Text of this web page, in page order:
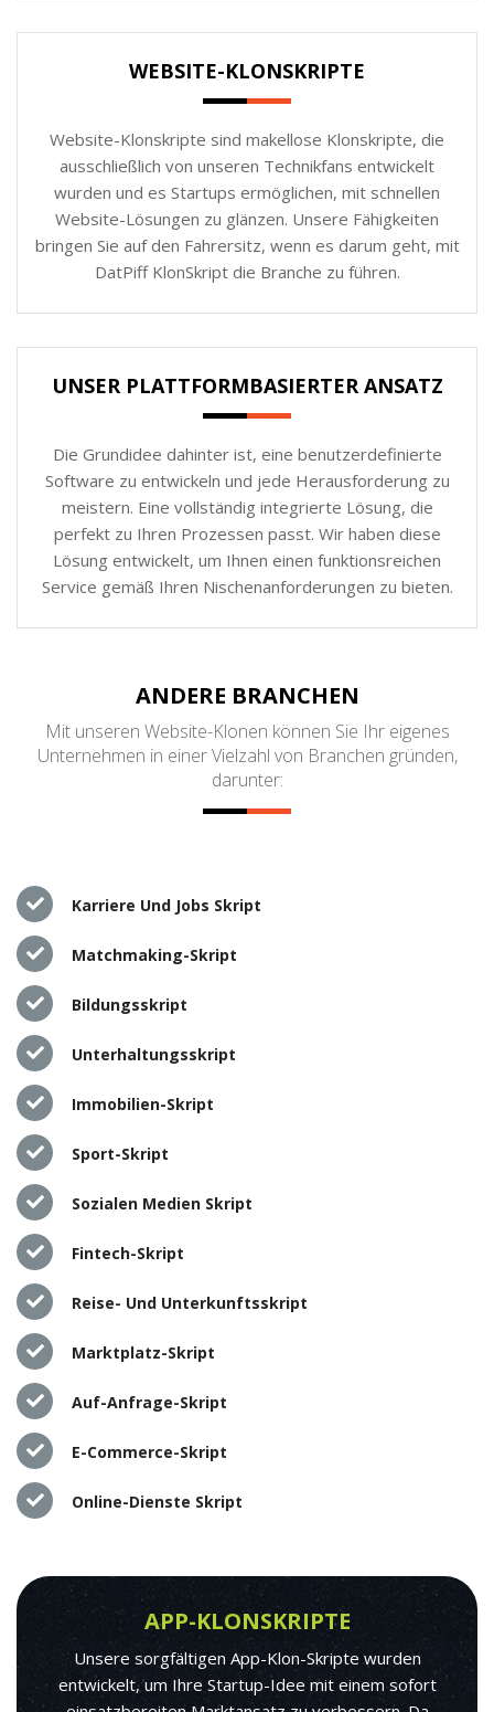
WEBSITE-KLONSKRIPTE
Website-Klonskripte sind makellose Klonskripte, die
ausschließlich von unseren Technikfans entwickelt
wurden und es Startups ermöglichen, mit schnellen
Website-Lösungen zu glänzen. Unsere Fähigkeiten
bringen Sie auf den Fahrersitz, wenn es darum geht, mit
DatPiff KlonSkript die Branche zu führen.
UNSER PLATTFORMBASIERTER ANSATZ
Die Grundidee dahinter ist, eine benutzerdefinierte
Software zu entwickeln und jede Herausforderung zu
meistern. Eine vollständig integrierte Lösung, die
perfekt zu Ihren Prozessen passt. Wir haben diese
Lösung entwickelt, um Ihnen einen funktionsreichen
Service gemäß Ihren Nischenanforderungen zu bieten.
ANDERE BRANCHEN
Mit unseren Website-Klonen können Sie Ihr eigenes
Unternehmen in einer Vielzahl von Branchen gründen,
darunter:
Karriere Und Jobs Skript
Matchmaking-Skript
Bildungsskript
Unterhaltungsskript
Immobilien-Skript
Sport-Skript
Sozialen Medien Skript
Fintech-Skript
Reise- Und Unterkunftsskript
Marktplatz-Skript
Auf-Anfrage-Skript
E-Commerce-Skript
Online-Dienste Skript
APP-KLONSKRIPTE
Unsere sorgfältigen App-Klon-Skripte wurden
entwickelt, um Ihre Startup-Idee mit einem sofort